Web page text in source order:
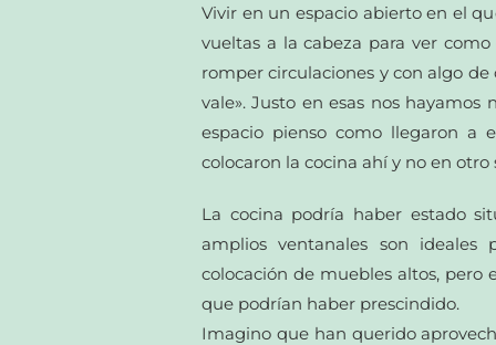
Vivir en un espacio abierto en el
vueltas a la cabeza para ver
romper circulaciones y con algo de
vale». Justo en esas nos hayamos
espacio pienso como llegaron a
colocaron la cocina ahí y no en
La cocina podría haber estado
amplios ventanales son
colocación de muebles altos,
que podrían haber prescindido.
Imagino que han querido